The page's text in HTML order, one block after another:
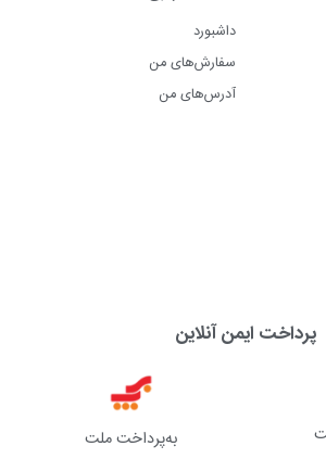
داشبورد
سفارش‌های من
آدرس‌های من
پرداخت ایمن آنلاین
به‌پرداخت ملت